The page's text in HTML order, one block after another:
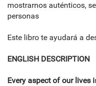
mostrarnos auténticos,
personas
Este libro te ayudará a
ENGLISH DESCRIPTION
Every aspect of our lives